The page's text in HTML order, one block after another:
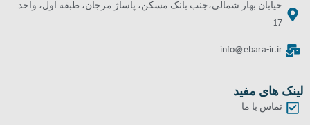
خیابان بهار شمالی،جنب بانک مسکن، پاساژ مرجان، طبقه اول، واحد
17
info@ebara-ir.ir
لینک های مفید
تماس با ما